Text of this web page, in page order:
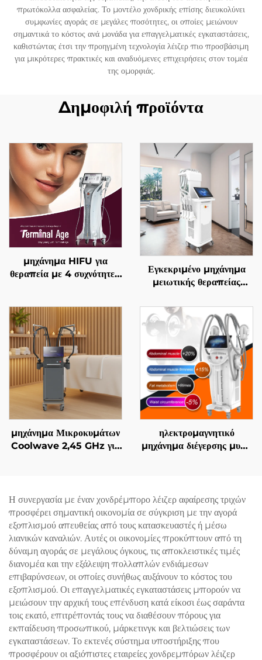
πρωτόκολλα ασφαλείας. Το μοντέλο χονδρικής επίσης διευκολύνει
συμφωνίες αγοράς σε μεγάλες ποσότητες, οι οποίες μειώνουν
σημαντικά το κόστος ανά μονάδα για επαγγελματικές εγκαταστάσεις,
καθιστώντας έτσι την προηγμένη τεχνολογία λέιζερ πιο προσβάσιμη
για μικρότερες πρακτικές και αναδυόμενες επιχειρήσεις στον τομέα
της ομορφιάς.
Δημοφιλή προϊόντα
μηχάνημα HIFU για
θεραπεία με 4 συχνότητες,
δέρματος, αναδιαμόρφωση
σώματος και
αντιμετώπιση γήρανσης
Εγκεκριμένο μηχάνημα
μειωτικής θεραπείας
κυτταρίτιδας La Sculptor
1060, με διόδιο λέιζερ
1060 nm για
αναδιαμόρφωση και
λιπόλυση του σώματος
μηχάνημα Μικροκυμάτων
Coolwave 2,45 GHz για
Δέρματος και
Ραδιοσυχνότητας στο
Πρόσωπο για Απώλεια
Βάρους και Αδυνατισμό
Σώματος
ηλεκτρομαγνητικό
μηχάνημα διέγερσης μυών
Η συνεργασία με έναν χονδρέμπορο λέιζερ αφαίρεσης τριχών
προσφέρει σημαντική οικονομία σε σύγκριση με την αγορά
εξοπλισμού απευθείας από τους κατασκευαστές ή μέσω
λιανικών καναλιών. Αυτές οι οικονομίες προκύπτουν από τη
δύναμη αγοράς σε μεγάλους όγκους, τις αποκλειστικές τιμές
διανομέα και την εξάλειψη πολλαπλών ενδιάμεσων
επιβαρύνσεων, οι οποίες συνήθως αυξάνουν το κόστος του
εξοπλισμού. Οι επαγγελματικές εγκαταστάσεις μπορούν να
μειώσουν την αρχική τους επένδυση κατά είκοσι έως σαράντα
τοις εκατό, επιτρέποντάς τους να διαθέσουν πόρους για
εκπαίδευση προσωπικού, μάρκετινγκ και βελτιώσεις των
εγκαταστάσεων. Το εκτενές σύστημα υποστήριξης που
προσφέρουν οι αξιόπιστες εταιρείες χονδρεμπόρων λέιζερ